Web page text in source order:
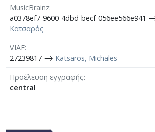
MusicBrainz
a0378ef7-9600-4dbd-becf-056ee566e941
Κατσαρός
VIAF
27239817 ⟶ Katsaros, Michalēs
Προέλευση εγγραφής
central